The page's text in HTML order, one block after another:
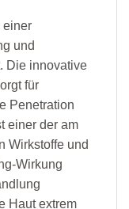
einer
und
Die innovative
für
Penetration
einer der am
Wirkstoffe und
Wirkung
Haut extrem